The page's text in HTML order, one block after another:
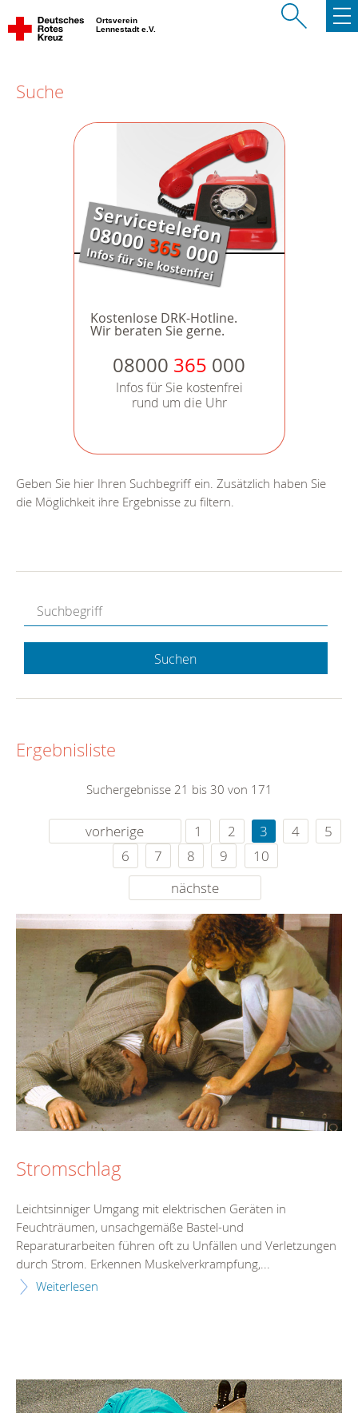
Ortsverein
Lennestadt e.V.
Suche
Kostenlose DRK-Hotline.
Wir beraten Sie gerne.
08000 365 000
Infos für Sie kostenfrei
rund um die Uhr
Geben Sie hier Ihren Suchbegriff ein. Zusätzlich haben Sie
die Möglichkeit ihre Ergebnisse zu filtern.
Suchen
Ergebnisliste
Suchergebnisse 21 bis 30 von 171
vorherige 1 2 3 4
5
6
7 8 9
10
nächste
Stromschlag
Leichtsinniger Umgang mit elektrischen Geräten in
Feuchträumen, unsachgemäße Bastel-und
Reparaturarbeiten führen oft zu Unfällen und Verletzungen
durch Strom. Erkennen Muskelverkrampfung,...
Weiterlesen